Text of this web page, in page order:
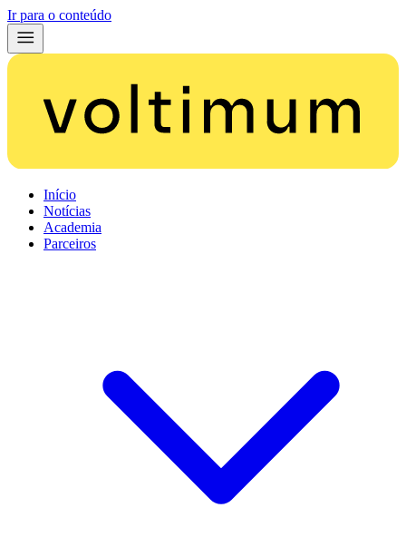
Ir para o conteúdo
Início
Notícias
Academia
Parceiros